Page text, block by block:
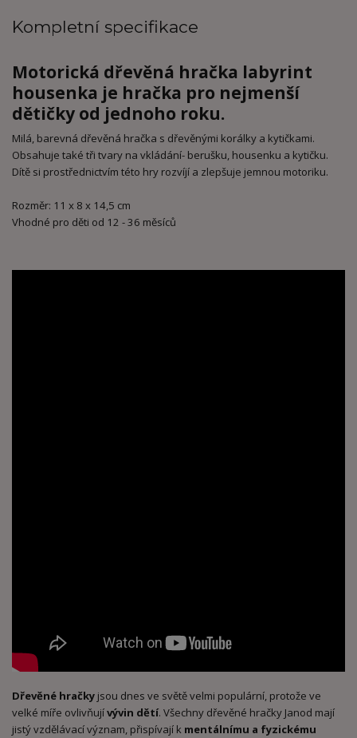
Kompletní specifikace
Motorická dřevěná hračka labyrint
housenka je hračka pro nejmenší
dětičky od jednoho roku.
Milá, barevná dřevěná hračka s dřevěnými korálky a kytičkami.
Obsahuje také tři tvary na vkládání- berušku, housenku a kytičku.
Dítě si prostřednictvím této hry rozvíjí a zlepšuje jemnou motoriku.
Rozměr: 11 x 8 x 14,5 cm
Vhodné pro děti od 12 - 36 měsíců
Dřevěné hračky jsou dnes ve světě velmi populární, protože ve
velké míře ovlivňujívývin dětí. Všechny dřevěné hračky Janod mají
jistý vzdělávací význam, přispívají k mentálnímu a fyzickému